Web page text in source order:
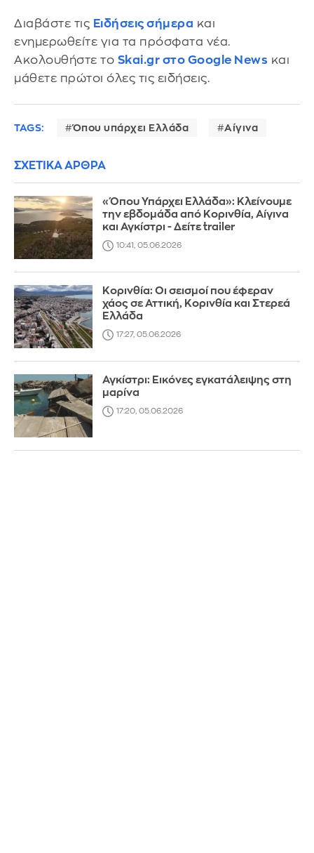
Διαβάστε τις Ειδήσεις σήμερα και
ενημερωθείτε για τα πρόσφατα νέα.
Ακολουθήστε το Skai.gr στο Google News και
μάθετε πρώτοι όλες τις ειδήσεις.
TAGS: Όπου υπάρχει Ελλάδα Αίγινα
ΣΧΕΤΙΚΑ ΑΡΘΡΑ
«Όπου Υπάρχει Ελλάδα»: Κλείνουμε
την εβδομάδα από Κορινθία, Αίγινα
και Αγκίστρι - Δείτε trailer
10:41, 05.06.2026
Κορινθία: Οι σεισμοί που έφεραν
χάος σε Αττική, Κορινθία και Στερεά
Ελλάδα
17:27, 05.06.2026
Αγκίστρι: Εικόνες εγκατάλειψης στη
μαρίνα
17:20, 05.06.2026